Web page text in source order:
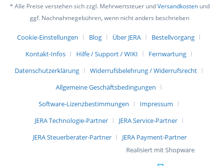
* Alle Preise verstehen sich zzgl. Mehrwertsteuer undVersandkostenund
ggf. Nachnahmegebühren, wenn nicht anders beschrieben
Cookie-Einstellungen Blog Über JERA
Bestellvorgang
Kontakt-Infos
Hilfe / Support / WIKI
Fernwartung
Datenschutzerklärung
Widerrufsbelehrung / Widerrufsrecht
Allgemeine Geschäftsbedingungen
Software-Lizenzbestimmungen
Impressum
JERA Technologie-Partner
JERA Service-Partner
JERA Steuerberater-Partner
JERA Payment-Partner
Realisiert mit Shopware